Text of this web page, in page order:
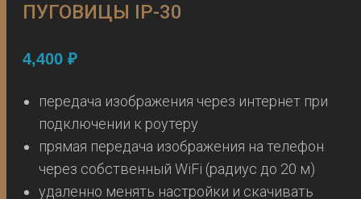
ПУГОВИЦЫ IP-30
4,400₽
передача изображения через интернет при
подключении к роутеру
прямая передача изображения на телефон
через собственный WiFi (радиус до 20 м)
удаленно менять настройки и скачивать